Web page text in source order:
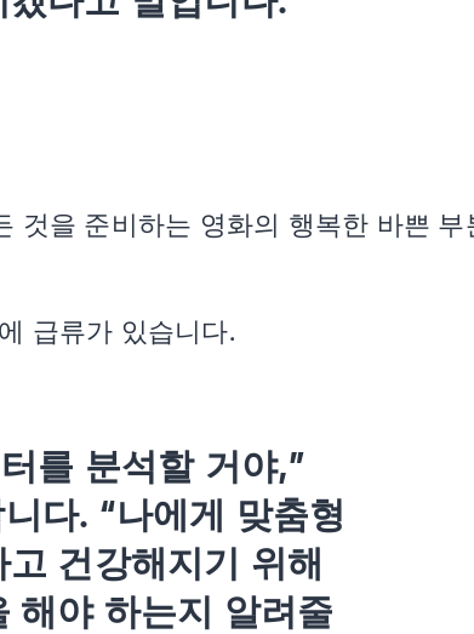
것을 준비하는 영화의 행복한 바쁜
급류가 있습니다.
를 분석할 거야,”
다. “나에게 맞춤형
건강해지기 위해
해야 하는지 알려줄